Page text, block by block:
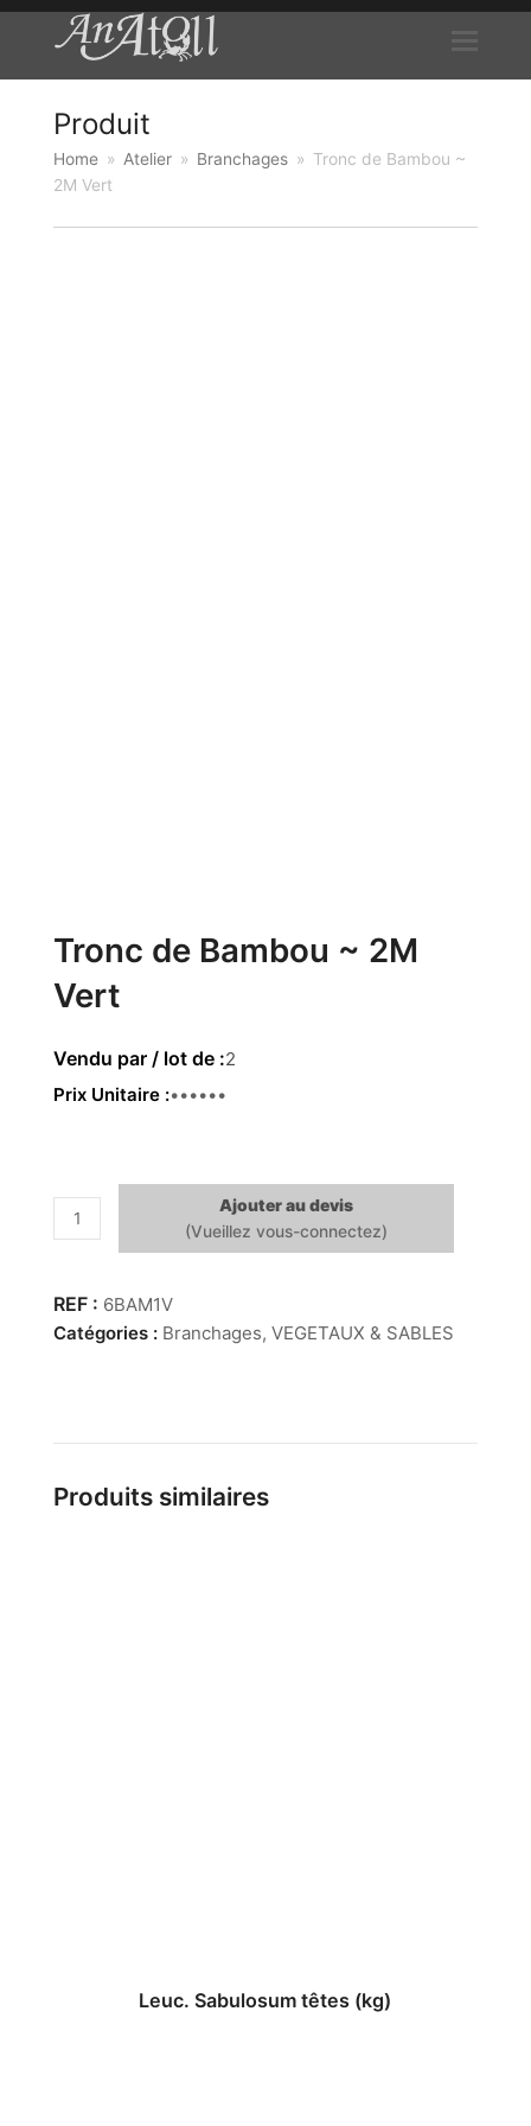
Produit
Home » Atelier » Branchages » Tronc de Bambou ~
2M Vert
Tronc de Bambou ~ 2M
Vert
2
Prix Unitaire 11.20€
quantité
de
de
Bambou
Ajouter au devis
6BAM1V
Catégories : Branchages, VEGETAUX & SABLES
Produits similaires
Leuc. Sabulosum têtes (kg)